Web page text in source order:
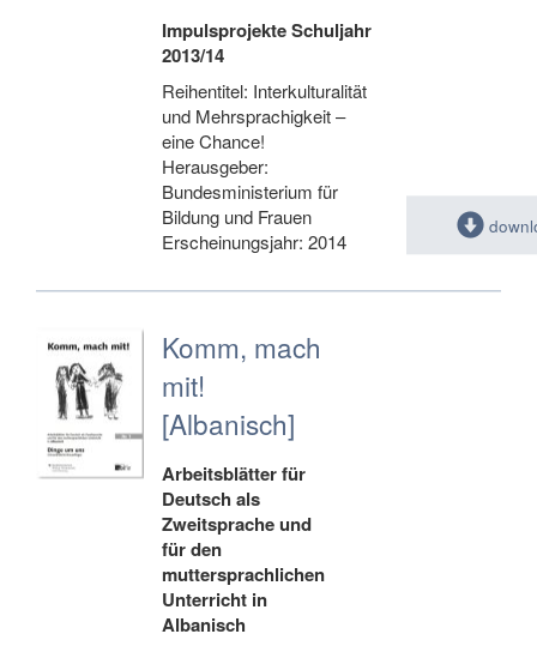
Impulsprojekte Schuljahr
2013/14
Reihentitel: Interkulturalität
und Mehrsprachigkeit –
eine Chance!
Herausgeber:
Bundesministerium für
Bildung und Frauen
Erscheinungsjahr: 2014
Komm, mach
mit!
[Albanisch]
Arbeitsblätter für
Deutsch als
Zweitsprache und
für den
muttersprachlichen
Unterricht in
Albanisch